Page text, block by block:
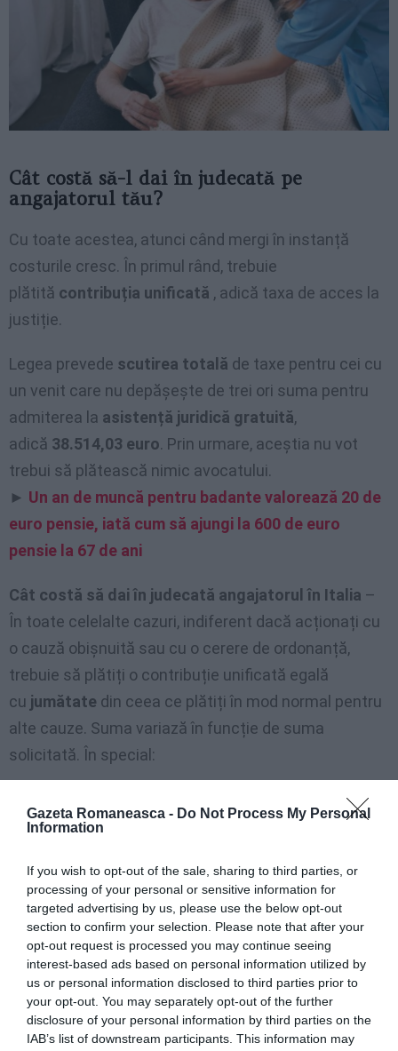
Gazeta Romaneasca - Do Not Process My Personal
Information
If you wish to opt-out of the sale, sharing to third parties, or
processing of your personal or sensitive information for
targeted advertising by us, please use the below opt-out
section to confirm your selection. Please note that after your
opt-out request is processed you may continue seeing
interest-based ads based on personal information utilized by
us or personal information disclosed to third parties prior to
your opt-out. You may separately opt-out of the further
disclosure of your personal information by third parties on the
IAB’s list of downstream participants. This information may
Cât costă să-l dai în judecată pe
angajatorul tău?
Cu toate acestea, atunci când mergi în instanță
costurile cresc. În primul rând, trebuie
plătită contribuția unificată , adică taxa de acces la
justiție.
Legea prevede scutirea totală de taxe pentru cei cu
un venit care nu depășește de trei ori suma pentru
admiterea la asistență juridică gratuită,
adică 38.514,03 euro. Prin urmare, aceștia nu vot
trebui să plătească nimic avocatului.
► Un an de muncă pentru badante valorează 20 de
euro pensie, iată cum să ajungi la 600 de euro
pensie la 67 de ani
Cât costă să dai în judecată angajatorul în Italia –
În toate celelalte cazuri, indiferent dacă acționați cu
o cauză obișnuită sau cu o cerere de ordonanță,
trebuie să plătiți o contribuție unificată egală
cu jumătate din ceea ce plătiți în mod normal pentru
alte cauze. Suma variază în funcție de suma
solicitată. În special:
VALOAREA CAUZEI
CONTRI
Valoare de până la 1.100,00 € 21,50 €
Valoare mai mare de 1.100,00 EUR și
până la 5.200,00 EUR
49,00 €
Valoare mai mare de 5.200,00 EUR și
până la 26.000,00 EUR
118,50 €